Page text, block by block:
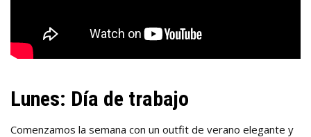
Lunes: Día de trabajo
Comenzamos la semana con un outfit de verano elegante y